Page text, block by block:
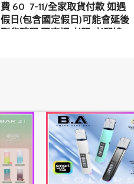
費 60 7-11/全家取貨付款 如遇
假日(包含國定假日)可能會延後
到貨時間 再麻煩 老闆/老闆娘
呦首次下單添加LINE核實